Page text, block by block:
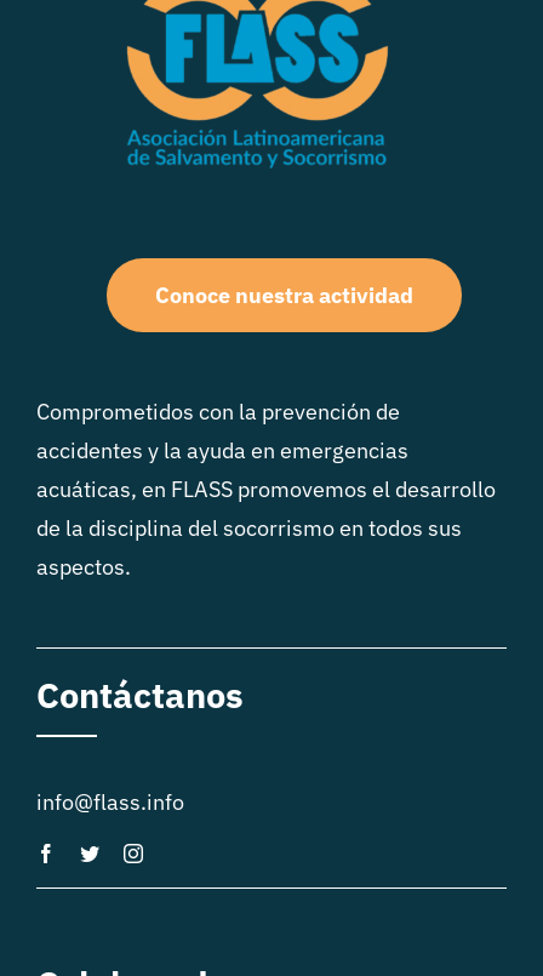
Conoce nuestra actividad
Comprometidos con la prevención de
accidentes y la ayuda en emergencias
acuáticas, en FLASS promovemos el desarrollo
de la disciplina del socorrismo en todos sus
aspectos.
Contáctanos
info@flass.info